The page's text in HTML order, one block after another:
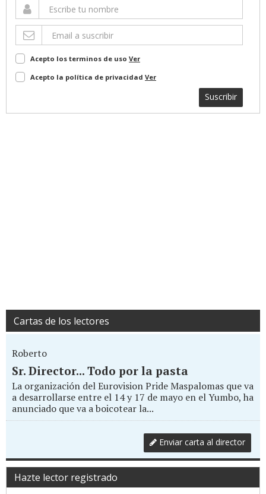
Acepto los terminos de uso Ver
Acepto la política de privacidad Ver
Suscribir
Cartas de los lectores
Roberto
Sr. Director... Todo por la pasta
La organización del Eurovision Pride Maspalomas que va
a desarrollarse entre el 14 y 17 de mayo en el Yumbo, ha
anunciado que va a boicotear la...
Enviar carta al director
Hazte lector registrado